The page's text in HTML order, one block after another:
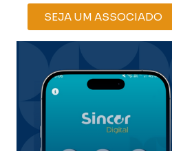
SEJA UM ASSOCIADO